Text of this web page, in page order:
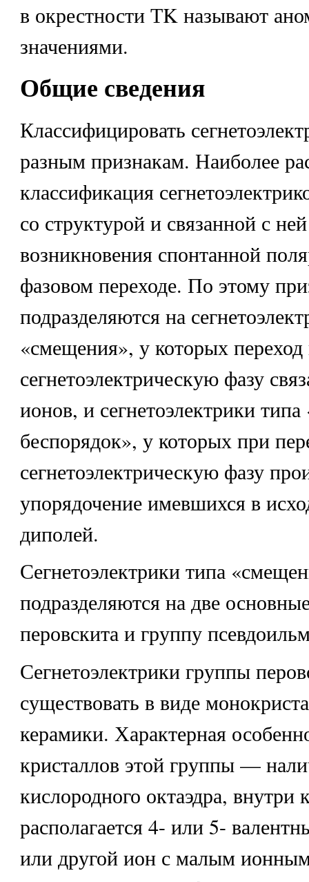
в окрестности ТK называют
значениями.
Общие сведения
Классифицировать
разным признакам. Наиболее
классификация
со структурой и связанной с
возникновения спонтанной
фазовом переходе. По этому
подразделяются на
«смещения», у которых переход
сегнетоэлектрическую фазу
ионов, и сегнетоэлектрики
беспорядок», у которых при
сегнетоэлектрическую фазу
упорядочение имевшихся в
диполей.
Сегнетоэлектрики типа
подразделяются на две
перовскита и группу
Сегнетоэлектрики группы
существовать в виде
керамики. Характерная
кристаллов этой группы —
кислородного октаэдра, внутри
располагается 4- или 5-
или другой ион с малым